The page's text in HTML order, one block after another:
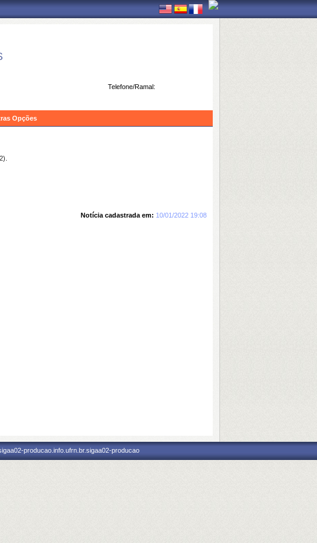
Telefone/Ramal:
Opções
Notícia cadastrada em: 10/01/2022 19:08
producao.info.ufrn.br.sigaa02-producao